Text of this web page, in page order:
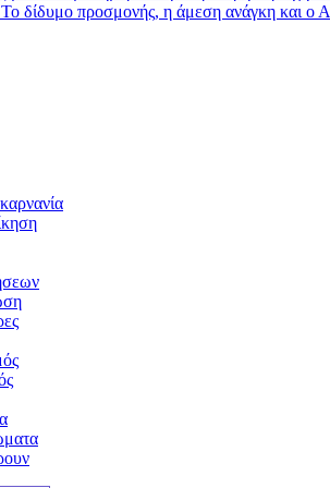
δίδυμο προσμονής, η άμεση ανάγκη και ο